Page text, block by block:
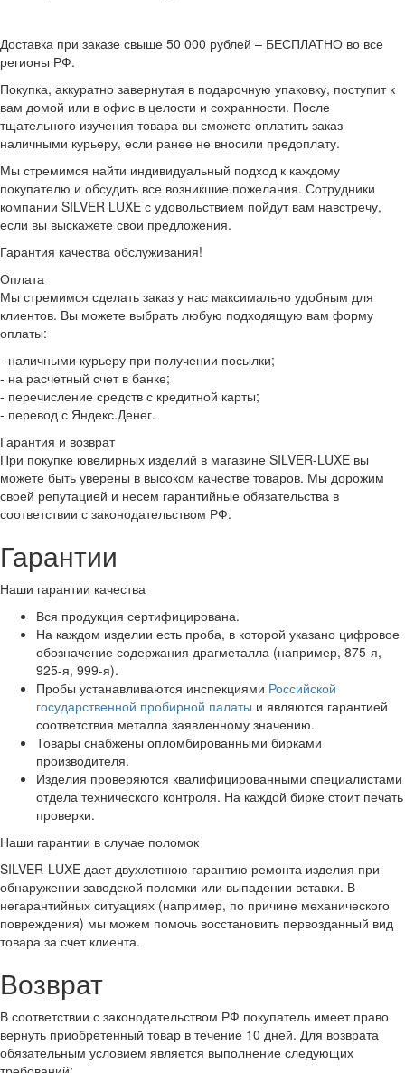
Доставка при заказе свыше 50 000 рублей – БЕСПЛАТНО во все
регионы РФ.
Покупка, аккуратно завернутая в подарочную упаковку, поступит к
вам домой или в офис в целости и сохранности. После
тщательного изучения товара вы сможете оплатить заказ
наличными курьеру, если ранее не вносили предоплату.
Мы стремимся найти индивидуальный подход к каждому
покупателю и обсудить все возникшие пожелания. Сотрудники
компании SILVER LUXE с удовольствием пойдут вам навстречу,
если вы выскажете свои предложения.
Гарантия качества обслуживания!
Оплата
Мы стремимся сделать заказ у нас максимально удобным для
клиентов. Вы можете выбрать любую подходящую вам форму
оплаты:
- наличными курьеру при получении посылки;
- на расчетный счет в банке;
- перечисление средств с кредитной карты;
- перевод с Яндекс.Денег.
Гарантия и возврат
При покупке ювелирных изделий в магазине SILVER-LUXE вы
можете быть уверены в высоком качестве товаров. Мы дорожим
своей репутацией и несем гарантийные обязательства в
соответствии с законодательством РФ.
Гарантии
Наши гарантии качества
Вся продукция сертифицирована.
На каждом изделии есть проба, в которой указано цифровое
обозначение содержания драгметалла (например, 875-я,
925-я, 999-я).
Пробы устанавливаются инспекциями Российской
государственной пробирной палаты и являются гарантией
соответствия металла заявленному значению.
Товары снабжены опломбированными бирками
производителя.
Изделия проверяются квалифицированными специалистами
отдела технического контроля. На каждой бирке стоит печать
проверки.
Наши гарантии в случае поломок
SILVER-LUXE дает двухлетнюю гарантию ремонта изделия при
обнаружении заводской поломки или выпадении вставки. В
негарантийных ситуациях (например, по причине механического
повреждения) мы можем помочь восстановить первозданный вид
товара за счет клиента.
Возврат
В соответствии с законодательством РФ покупатель имеет право
вернуть приобретенный товар в течение 10 дней. Для возврата
обязательным условием является выполнение следующих